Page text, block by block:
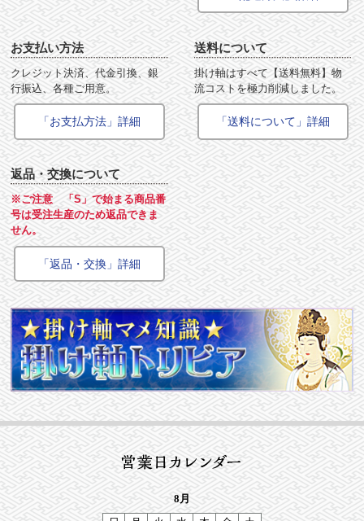
お支払い方法
クレジット決済、代金引換、銀
行振込、各種ご用意。
「お支払方法」詳細
送料について
掛け軸はすべて【送料無料】物
流コストを極力削減しました。
「送料について」詳細
返品・交換について
※ご注意 「S」で始まる商品番
号は受注生産のため返品できま
せん。
「返品・交換」詳細